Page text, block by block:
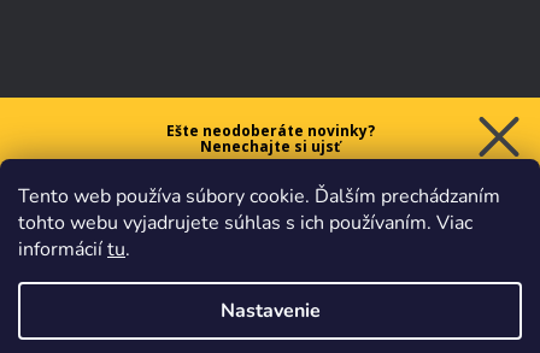
Tento web používa súbory cookie. Ďalším prechádzaním
tohto webu vyjadrujete súhlas s ich používaním. Viac
informáciítu.
Nastavenie
Ešte neodoberáte novinky?
Nenechajte si ujsť
na prvý nákup nad 40 €.
Chcem zľavu